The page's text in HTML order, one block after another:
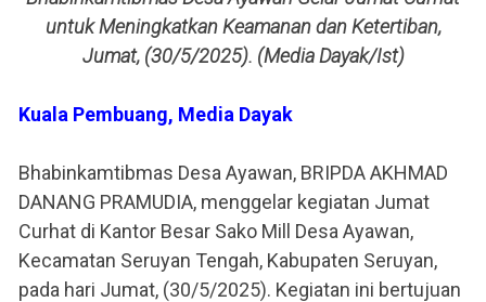
untuk Meningkatkan Keamanan dan Ketertiban,
Jumat, (30/5/2025). (Media Dayak/Ist)
Kuala Pembuang, Media Dayak
Bhabinkamtibmas Desa Ayawan, BRIPDA AKHMAD
DANANG PRAMUDIA, menggelar kegiatan Jumat
Curhat di Kantor Besar Sako Mill Desa Ayawan,
Kecamatan Seruyan Tengah, Kabupaten Seruyan,
pada hari Jumat, (30/5/2025). Kegiatan ini bertujuan